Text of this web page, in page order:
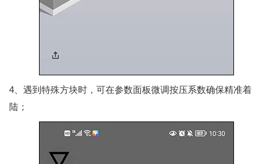
4、遇到特殊方块时，可在参数面板微调按压系数确保精准着
陆；